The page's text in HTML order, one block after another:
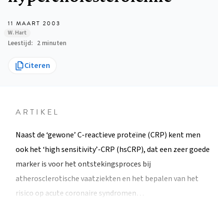
11 MAART 2003
W. Hart
Leestijd 2 minuten
Citeren
ARTIKEL
Naast de ‘gewone’ C-reactieve proteïne (CRP) kent men
ook het ‘high sensitivity’-CRP (hsCRP), dat een zeer goede
marker is voor het ontstekingsproces bij
atherosclerotische vaatziekten en het bepalen van het
risico op acute coronaire syndromen…